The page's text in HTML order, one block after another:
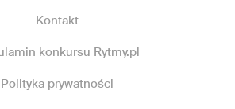
Kontakt
konkursu Rytmy.pl
Polityka prywatności